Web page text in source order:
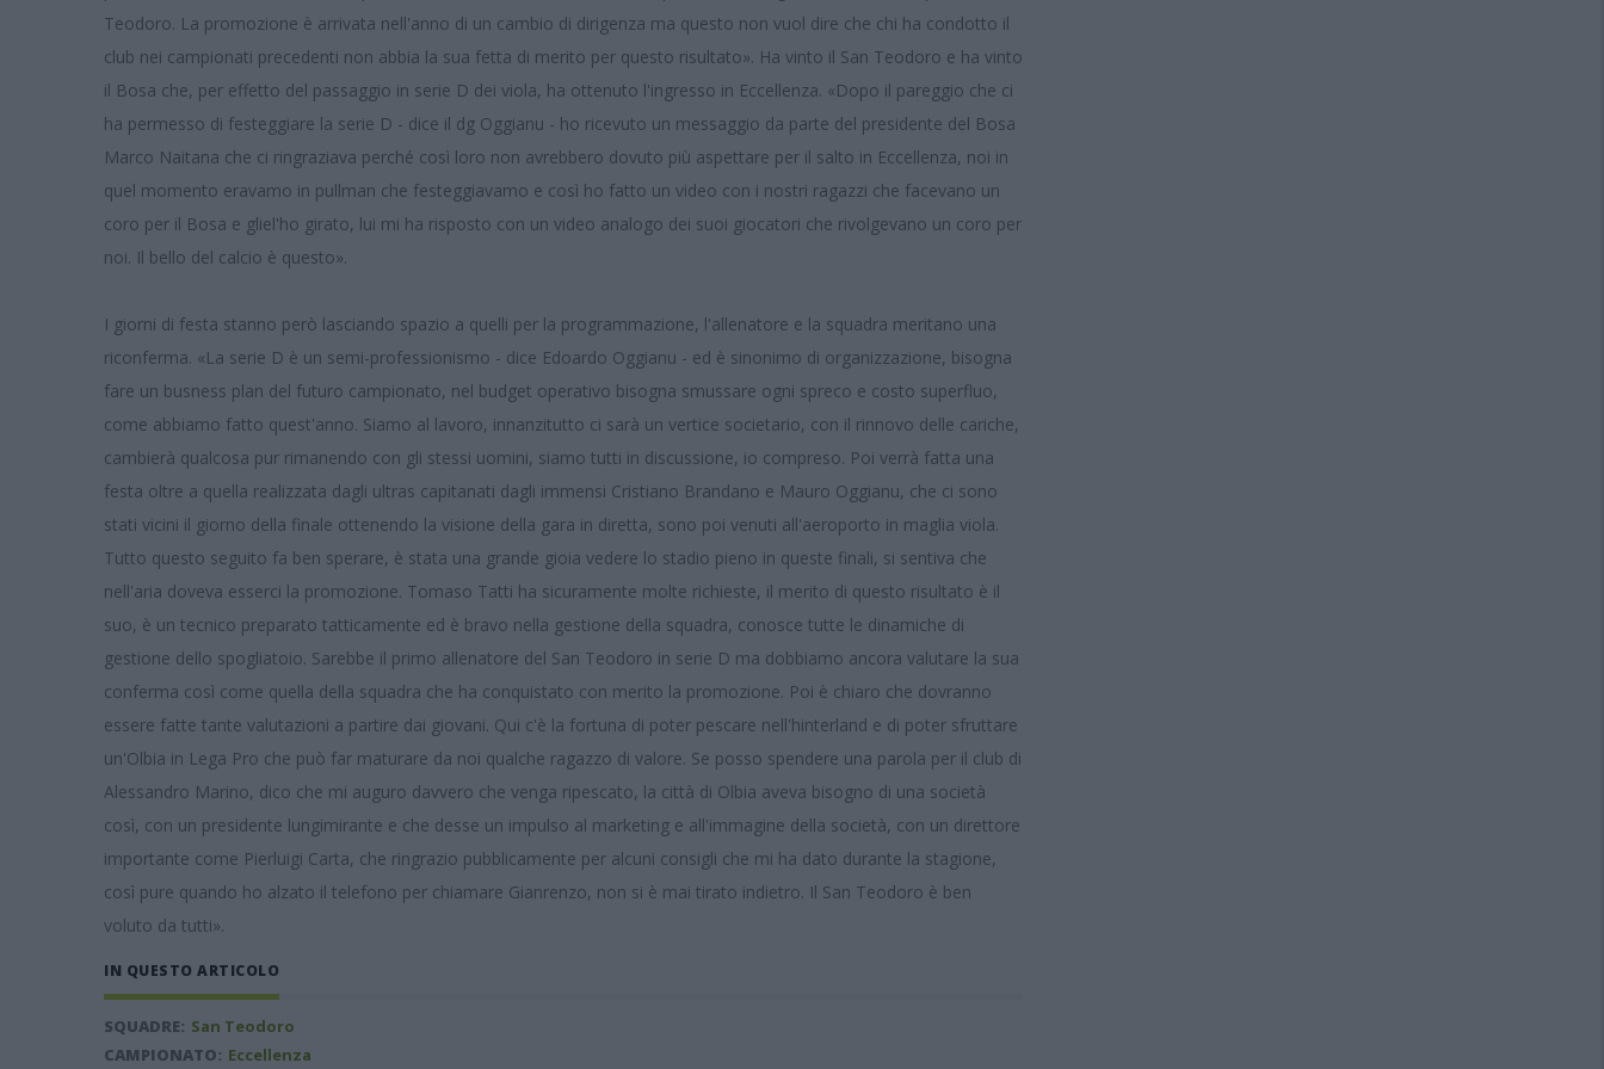
Teodoro. La promozione è arrivata nell'anno di un cambio di dirigenza ma questo non vuol dire che chi ha condotto il
club nei campionati precedenti non abbia la sua fetta di merito per questo risultato». Ha vinto il San Teodoro e ha vinto
il Bosa che, per effetto del passaggio in serie D dei viola, ha ottenuto l'ingresso in Eccellenza. «Dopo il pareggio che ci
ha permesso di festeggiare la serie D - dice il dg Oggianu - ho ricevuto un messaggio da parte del presidente del Bosa
Marco Naitana che ci ringraziava perché così loro non avrebbero dovuto più aspettare per il salto in Eccellenza, noi in
quel momento eravamo in pullman che festeggiavamo e così ho fatto un video con i nostri ragazzi che facevano un
coro per il Bosa e gliel'ho girato, lui mi ha risposto con un video analogo dei suoi giocatori che rivolgevano un coro per
noi. Il bello del calcio è questo».
I giorni di festa stanno però lasciando spazio a quelli per la programmazione, l'allenatore e la squadra meritano una
riconferma. «La serie D è un semi-professionismo - dice Edoardo Oggianu - ed è sinonimo di organizzazione, bisogna
fare un busness plan del futuro campionato, nel budget operativo bisogna smussare ogni spreco e costo superfluo,
come abbiamo fatto quest'anno. Siamo al lavoro, innanzitutto ci sarà un vertice societario, con il rinnovo delle cariche,
cambierà qualcosa pur rimanendo con gli stessi uomini, siamo tutti in discussione, io compreso. Poi verrà fatta una
festa oltre a quella realizzata dagli ultras capitanati dagli immensi Cristiano Brandano e Mauro Oggianu, che ci sono
stati vicini il giorno della finale ottenendo la visione della gara in diretta, sono poi venuti all'aeroporto in maglia viola.
Tutto questo seguito fa ben sperare, è stata una grande gioia vedere lo stadio pieno in queste finali, si sentiva che
nell'aria doveva esserci la promozione. Tomaso Tatti ha sicuramente molte richieste, il merito di questo risultato è il
suo, è un tecnico preparato tatticamente ed è bravo nella gestione della squadra, conosce tutte le dinamiche di
gestione dello spogliatoio. Sarebbe il primo allenatore del San Teodoro in serie D ma dobbiamo ancora valutare la sua
conferma così come quella della squadra che ha conquistato con merito la promozione. Poi è chiaro che dovranno
essere fatte tante valutazioni a partire dai giovani. Qui c'è la fortuna di poter pescare nell'hinterland e di poter sfruttare
un'Olbia in Lega Pro che può far maturare da noi qualche ragazzo di valore. Se posso spendere una parola per il club di
Alessandro Marino, dico che mi auguro davvero che venga ripescato, la città di Olbia aveva bisogno di una società
così, con un presidente lungimirante e che desse un impulso al marketing e all'immagine della società, con un direttore
importante come Pierluigi Carta, che ringrazio pubblicamente per alcuni consigli che mi ha dato durante la stagione,
così pure quando ho alzato il telefono per chiamare Gianrenzo, non si è mai tirato indietro. Il San Teodoro è ben
voluto da tutti».
IN QUESTO ARTICOLO
SQUADRE: San Teodoro
CAMPIONATO: Eccellenza